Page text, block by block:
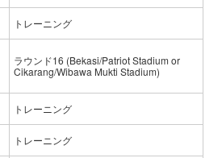
トレーニング
ラウンド16 (Bekasi/Patriot Stadium or
Cikarang/Wibawa Mukti Stadium)
トレーニング
トレーニング